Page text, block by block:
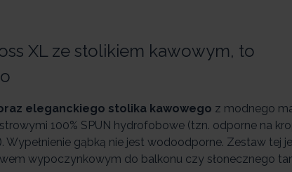
XL ze stolikiem kawowym, to
eleganckiego stolika kawowego z modnego
100% SPUN hydrofobowe (tzn. odporne na
gąbką nie jest wodoodporne. Zestaw tej
wypoczynkowym do balkonu czy słonecznego